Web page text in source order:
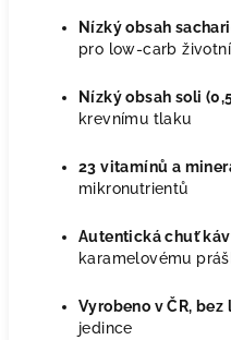
Nízký obsah
pro low‑carb
Nízký obsah soli
krevnímu tlaku
23 vitamínů a
mikronutrientů
Autentická chuť
karamelovému
Vyrobeno v ČR, bez
jedince